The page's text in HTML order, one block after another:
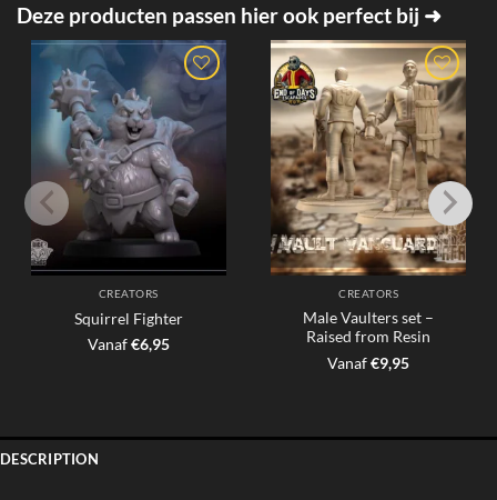
Deze producten passen hier ook perfect bij ➜
CREATORS
Squirrel Fighter
Vanaf€6,95
CREATORS
Male Vaulters set –
Raised from Resin
Vanaf€9,95
DESCRIPTION